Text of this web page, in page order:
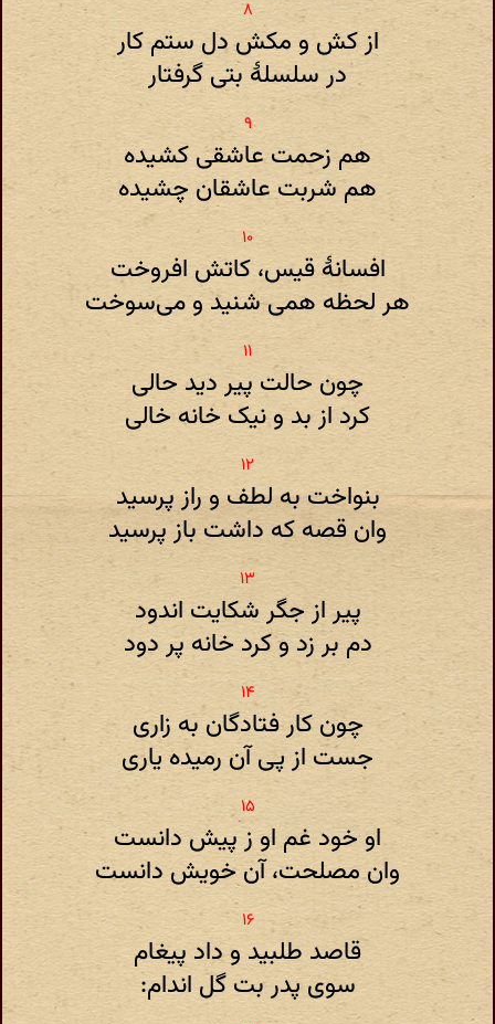
از کش و مکش دل ستم کار
در سلسلهٔ بتی گرفتار
هم زحمت عاشقی کشیده
هم شربت عاشقان چشیده
افسانهٔ قیس، کاتش افروخت
هر لحظه همی شنید و می‌سوخت
چون حالت پیر دید حالی
کرد از بد و نیک خانه خالی
بنواخت به لطف و راز پرسید
وان قصه که داشت باز پرسید
پیر از جگر شکایت اندود
دم بر زد و کرد خانه پر دود
چون کار فتادگان به زاری
جست از پی آن رمیده یاری
او خود غم او ز پیش دانست
وان مصلحت، آن خویش دانست
قاصد طلبید و داد پیغام
سوی پدر بت گل اندام: